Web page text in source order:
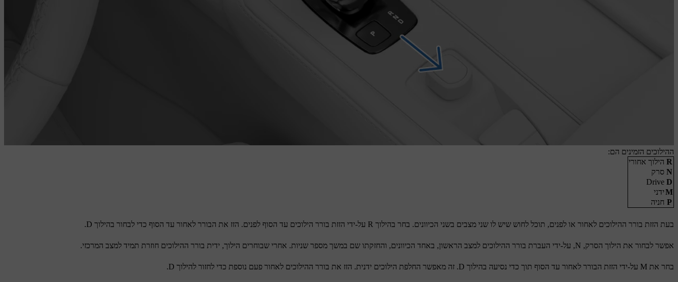
ההילוכים הזמינים הם:
R הילוך אחורי
N סרק
D
Drive
Mידני
P חניה
בעת הזזת בורר ההילוכים לאחור או לפנים, תוכל לחוש שיש לו שני מצבים בשני הכיוונים. בחר בהילוך R על-ידי הזזת בורר הילוכים עד הסוף לפנים. הזז את הבורר לאחור עד הסוף כדי לבחור בהילוך D.
אפשר לבחור את הילוך הסרק, N, על-ידי העברת בורר ההילוכים למצב הראשון, באחד הכיוונים, והחזקתו שם במשך מספר שניות. אחרי שבוחרים הילוך, ידית בורר ההילוכים חוזרת תמיד למצב המרכזי.
בחר את M על-ידי הזזת הבורר לאחור עד הסוף תוך כדי נסיעה בהילוך D. זה מאפשר החלפת הילוכים ידנית. הזז את בורר ההילוכים לאחור פעם נוספת כדי לחזור להילוך D.